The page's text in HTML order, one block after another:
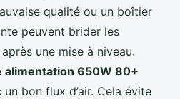
qualité ou un boîtier
peuvent brider les
une mise à niveau.
alimentation 650W 80+
bon flux d’air. Cela évite